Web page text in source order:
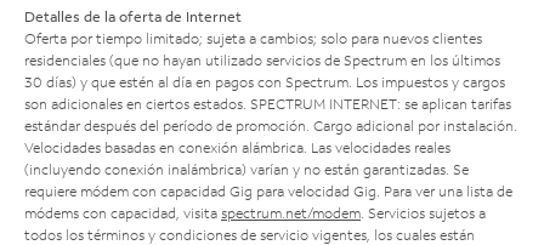
Detalles de la oferta de Internet
Oferta por tiempo limitado; sujeta a cambios; solo para nuevos clientes
residenciales (que no hayan utilizado servicios de Spectrum en los últimos
30 días) y que estén al día en pagos con Spectrum. Los impuestos y cargos
son adicionales en ciertos estados. SPECTRUM INTERNET: se aplican tarifas
estándar después del período de promoción. Cargo adicional por instalación.
Velocidades basadas en conexión alámbrica. Las velocidades reales
(incluyendo conexión inalámbrica) varían y no están garantizadas. Se
requiere módem con capacidad Gig para velocidad Gig. Para ver una lista de
módems con capacidad, visita spectrum.net/modem . Servicios sujetos a
todos los términos y condiciones de servicio vigentes, los cuales están